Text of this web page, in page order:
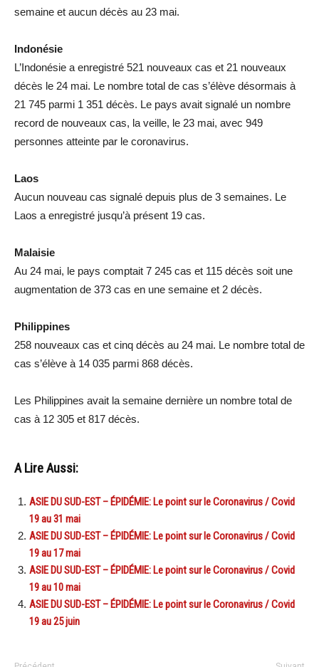
semaine et aucun décès au 23 mai.
Indonésie
L’Indonésie a enregistré 521 nouveaux cas et 21 nouveaux
décès le 24 mai. Le nombre total de cas s’élève désormais à
21 745 parmi 1 351 décès. Le pays avait signalé un nombre
record de nouveaux cas, la veille, le 23 mai, avec 949
personnes atteinte par le coronavirus.
Laos
Aucun nouveau cas signalé depuis plus de 3 semaines. Le
Laos a enregistré jusqu’à présent 19 cas.
Malaisie
Au 24 mai, le pays comptait 7 245 cas et 115 décès soit une
augmentation de 373 cas en une semaine et 2 décès.
Philippines
258 nouveaux cas et cinq décès au 24 mai. Le nombre total de
cas s’élève à 14 035 parmi 868 décès.
Les Philippines avait la semaine dernière un nombre total de
cas à 12 305 et 817 décès.
A Lire Aussi:
ASIE DU SUD-EST – ÉPIDÉMIE: Le point sur le Coronavirus / Covid
19 au 31 mai
ASIE DU SUD-EST – ÉPIDÉMIE: Le point sur le Coronavirus / Covid
19 au 17 mai
ASIE DU SUD-EST – ÉPIDÉMIE: Le point sur le Coronavirus / Covid
19 au 10 mai
ASIE DU SUD-EST – ÉPIDÉMIE: Le point sur le Coronavirus / Covid
19 au 25 juin